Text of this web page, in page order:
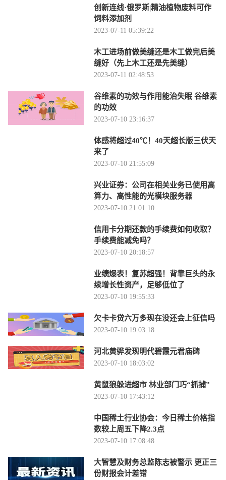
创新连线·俄罗斯|精油植物废料可作
饲料添加剂
2023-07-11 05:39:22
木工进场前做美缝还是木工做完后美
缝好（先上木工还是先美缝）
2023-07-11 02:48:53
谷维素的功效与作用能治失眠 谷维素
的功效
2023-07-10 23:16:37
体感将超过40℃！40天超长版三伏天
来了
2023-07-10 21:55:09
兴业证券：公司在相关业务已使用高
算力、高性能的光模块服务器
2023-07-10 21:01:10
信用卡分期还款的手续费如何收取？
手续费能减免吗？
2023-07-10 20:18:57
业绩爆表！复苏超强！背靠巨头的永
续增长性资产，足够低位了
2023-07-10 19:55:33
欠卡卡贷六万多现在没还会上征信吗
2023-07-10 19:03:18
河北黄骅发现明代碧霞元君庙碑
2023-07-10 18:03:02
黄鼠狼躲进超市 林业部门巧“抓捕”
2023-07-10 17:43:12
中国稀土行业协会：今日稀土价格指
数较上周五下降2.3点
2023-07-10 17:08:48
大智慧及财务总监陈志被警示 更正三
份财报会计差错